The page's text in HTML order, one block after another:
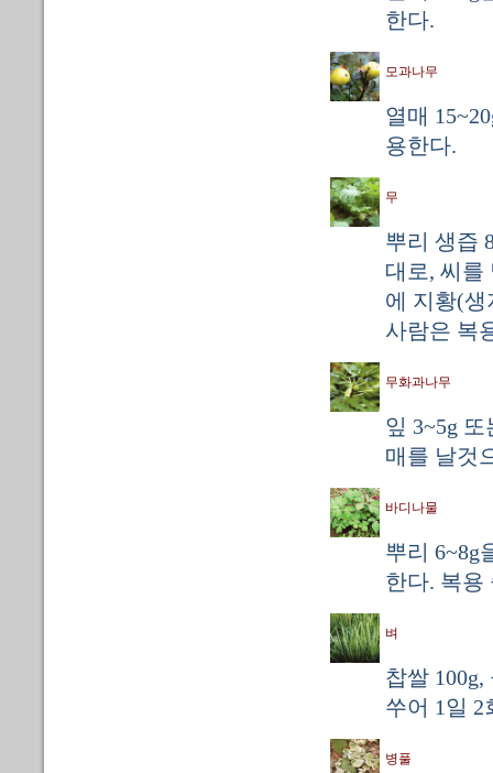
한다.
모과나무
열매
용한다.
무
뿌리 생즙
대로, 씨를
에 지황(생
사람은 복
무화과나무
잎 3~5g
매를 날것
바디나물
뿌리 6~8g
한다. 복용
벼
찹쌀
쑤어 1일 2
병풀